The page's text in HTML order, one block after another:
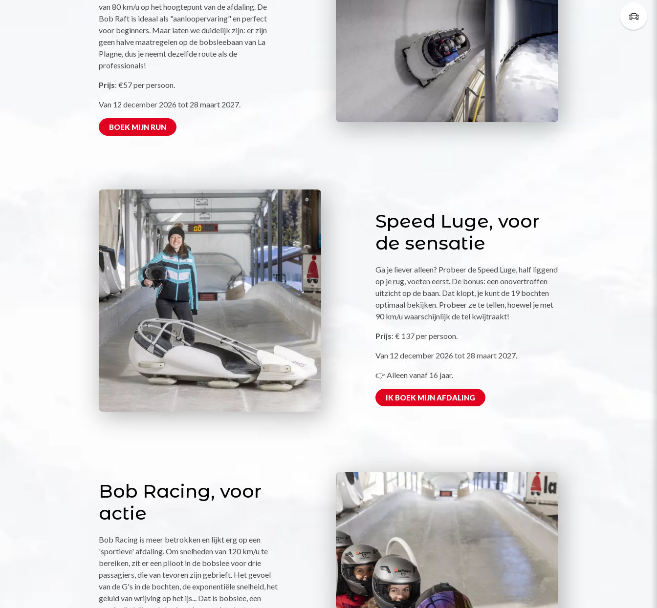
van 80 km/u op het hoogtepunt van de afdaling. De
Bob Raft is ideaal als "aanloopervaring" en perfect
voor beginners. Maar laten we duidelijk zijn: er zijn
geen halve maatregelen op de bobsleebaan van La
Plagne, dus je neemt dezelfde route als de
professionals!
Prijs: €57 per persoon.
Van 12 december 2026 tot 28 maart 2027.
BOEK MIJN RUN
Speed Luge, voor
de sensatie
Ga je liever alleen? Probeer de Speed Luge, half liggend
op je rug, voeten eerst. De bonus: een onovertroffen
uitzicht op de baan. Dat klopt, je kunt de 19 bochten
optimaal bekijken. Probeer ze te tellen, hoewel je met
90 km/u waarschijnlijk de tel kwijtraakt!
Prijs: € 137 per persoon.
Van 12 december 2026 tot 28 maart 2027.
👉 Alleen vanaf 16 jaar.
IK BOEK MIJN AFDALING
Bob Racing, voor
actie
Bob Racing is meer betrokken en lijkt erg op een
'sportieve' afdaling. Om snelheden van 120 km/u te
bereiken, zit er een piloot in de bobslee voor drie
passagiers, die van tevoren zijn gebrieft. Het gevoel
van de G's in de bochten, de exponentiële snelheid, het
geluid van wrijving op het ijs... Dat is bobslee, een